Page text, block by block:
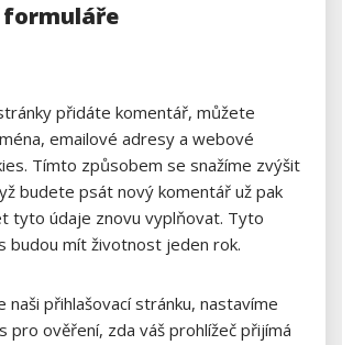
přidáte komentář, můžete
emailové adresy a webové
Tímto způsobem se snažíme zvýšit
budete psát nový komentář už pak
tyto údaje znovu vyplňovat. Tyto
budou mít životnost jeden rok.
naši přihlašovací stránku, nastavíme
pro ověření, zda váš prohlížeč přijímá